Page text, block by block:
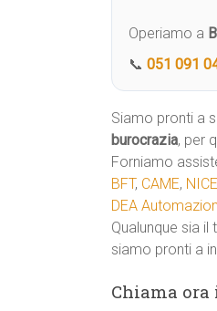
Operiamo a
📞 051 091
Siamo pronti a
burocrazia, per
Forniamo
BFT, CAME, NICE
DEA
Qualunque sia
siamo pronti a
Chiama ora